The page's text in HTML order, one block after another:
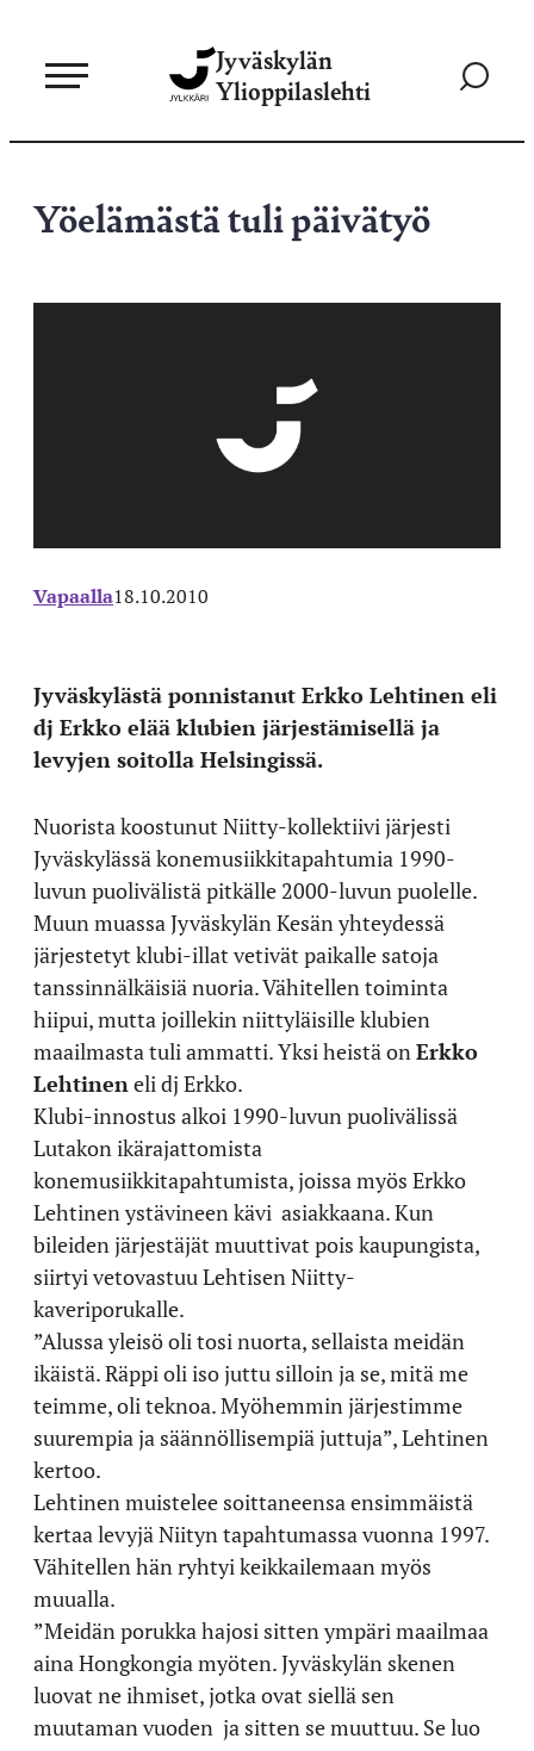
sisältöön
Jyväskylän
Ylioppilaslehti
Siirry
Yöelämästä tuli päivätyö
Vapaalla18.10.2010
Jyväskylästä ponnistanut Erkko Lehtinen eli
dj Erkko elää klubien järjestämisellä ja
levyjen soitolla Helsingissä.
Nuorista koostunut Niitty-kollektiivi järjesti
Jyväskylässä konemusiikkitapahtumia 1990-
luvun puolivälistä pitkälle 2000-luvun puolelle.
Muun muassa Jyväskylän Kesän yhteydessä
järjestetyt klubi-illat vetivät paikalle satoja
tanssinnälkäisiä nuoria. Vähitellen toiminta
hiipui, mutta joillekin niittyläisille klubien
maailmasta tuli ammatti. Yksi heistä on Erkko
Lehtinen eli dj Erkko.
Klubi-innostus alkoi 1990-luvun puolivälissä
Lutakon ikärajattomista
konemusiikkitapahtumista, joissa myös Erkko
Lehtinen ystävineen kävi asiakkaana. Kun
bileiden järjestäjät muuttivat pois kaupungista,
siirtyi vetovastuu Lehtisen Niitty-
kaveriporukalle.
”Alussa yleisö oli tosi nuorta, sellaista meidän
ikäistä. Räppi oli iso juttu silloin ja se, mitä me
teimme, oli teknoa. Myöhemmin järjestimme
suurempia ja säännöllisempiä juttuja”, Lehtinen
kertoo.
Lehtinen muistelee soittaneensa ensimmäistä
kertaa levyjä Niityn tapahtumassa vuonna 1997.
Vähitellen hän ryhtyi keikkailemaan myös
muualla.
”Meidän porukka hajosi sitten ympäri maailmaa
aina Hongkongia myöten. Jyväskylän skenen
luovat ne ihmiset, jotka ovat siellä sen
muutaman vuoden ja sitten se muuttuu. Se luo